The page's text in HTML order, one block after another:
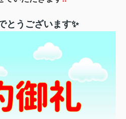
とうございます✨